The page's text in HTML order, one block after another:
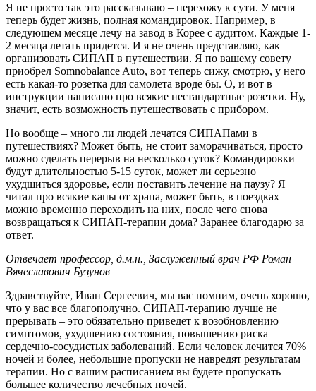
Я не просто так это рассказываю – перехожу к сути. У меня
теперь будет жизнь, полная командировок. Например, в
следующем месяце лечу на завод в Корее с аудитом. Каждые 1-
2 месяца летать придется. И я не очень представляю, как
организовать СИПАП в путешествии. Я по вашему совету
приобрел Somnobalance Auto, вот теперь сижу, смотрю, у него
есть какая-то розетка для самолета вроде бы. О, и вот в
инструкции написано про всякие нестандартные розетки. Ну,
значит, есть возможность путешествовать с прибором.
Но вообще – много ли людей лечатся СИПАПами в
путешествиях? Может быть, не стоит заморачиваться, просто
можно сделать перерыв на несколько суток? Командировки
будут длительностью 5-15 суток, может ли серьезно
ухудшиться здоровье, если поставить лечение на паузу? Я
читал про всякие капы от храпа, может быть, в поездках
можно временно переходить на них, после чего снова
возвращаться к СИПАП-терапии дома? Заранее благодарю за
ответ.
Отвечает профессор, д.м.н., Заслуженный врач РФ Роман
Вячеславович Бузунов
Здравствуйте, Иван Сергеевич, мы вас помним, очень хорошо,
что у вас все благополучно. СИПАП-терапию лучше не
прерывать – это обязательно приведет к возобновлению
симптомов, ухудшению состояния, повышению риска
сердечно-сосудистых заболеваний. Если человек лечится 70%
ночей и более, небольшие пропуски не навредят результатам
терапии. Но с вашим расписанием вы будете пропускать
большее количество лечебных ночей.